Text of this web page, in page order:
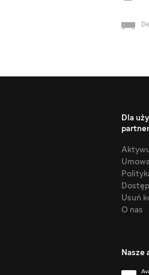
Dla
Usuń
O nas
Nasze